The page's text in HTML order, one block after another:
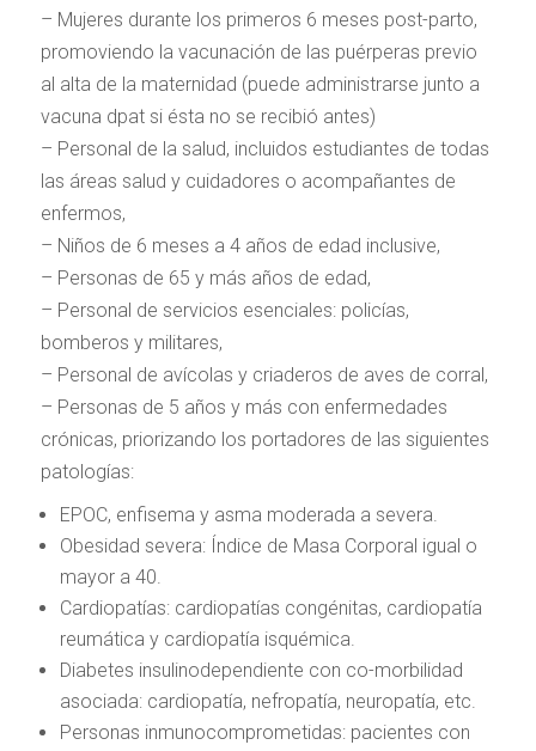
– Mujeres durante los primeros 6 meses post-parto,
promoviendo la vacunación de las puérperas previo
al alta de la maternidad (puede administrarse junto a
vacuna dpat si ésta no se recibió antes)
– Personal de la salud, incluidos estudiantes de todas
las áreas salud y cuidadores o acompañantes de
enfermos,
– Niños de 6 meses a 4 años de edad inclusive,
– Personas de 65 y más años de edad,
– Personal de servicios esenciales: policías,
bomberos y militares,
– Personal de avícolas y criaderos de aves de corral,
– Personas de 5 años y más con enfermedades
crónicas, priorizando los portadores de las siguientes
patologías:
EPOC, enfisema y asma moderada a severa.
Obesidad severa: Índice de Masa Corporal igual o
mayor a 40.
Cardiopatías: cardiopatías congénitas, cardiopatía
reumática y cardiopatía isquémica.
Diabetes insulinodependiente con co-morbilidad
asociada: cardiopatía, nefropatía, neuropatía, etc.
Personas inmunocomprometidas: pacientes con